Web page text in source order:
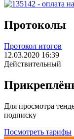
Протоколы
Протокол итогов
12.03.2020 16:39
Действительный
Для просмотра
подписку
Посмотреть тарифы